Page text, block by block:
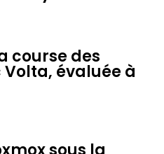
course des
Volta, évaluée à